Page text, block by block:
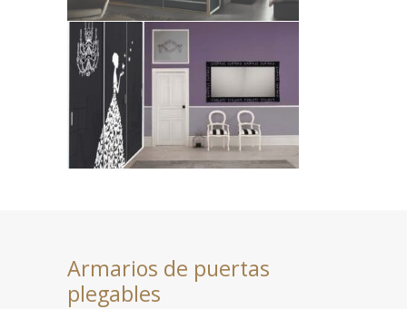
Armarios de puertas
plegables